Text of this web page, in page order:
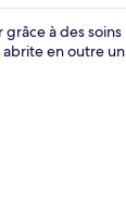
à des soins
en outre un